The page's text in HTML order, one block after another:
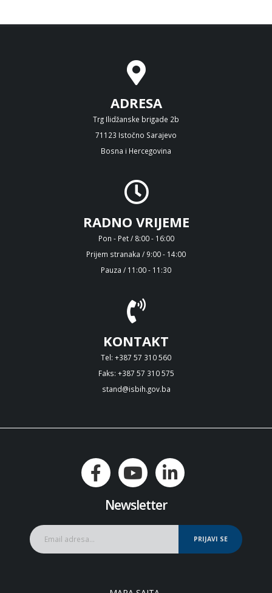
ADRESA
Trg Ilidžanske brigade 2b
71123 Istočno Sarajevo
Bosna i Hercegovina
RADNO VRIJEME
Pon - Pet / 8:00 - 16:00
Prijem stranaka / 9:00 - 14:00
Pauza / 11:00 - 11:30
KONTAKT
Tel: +387 57 310 560
Faks: +387 57 310 575
stand@isbih.gov.ba
Newsletter
PRIJAVI SE